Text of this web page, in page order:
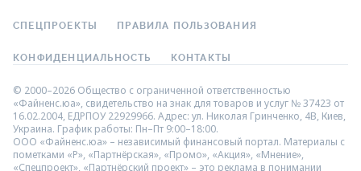
СПЕЦПРОЕКТЫ ПРАВИЛА ПОЛЬЗОВАНИЯ
КОНФИДЕНЦИАЛЬНОСТЬ КОНТАКТЫ
© 2000–2026 Общество с ограниченной ответственностью
«Файненс.юа», свидетельство на знак для товаров и услуг № 37423 от
16.02.2004, ЕДРПОУ 22929966. Адрес: ул. Николая Гринченко, 4В, Киев,
Украина. График работы: Пн–Пт 9:00–18:00.
ООО «Файненс.юа» – независимый финансовый портал. Материалы с
пометками «Р», «Партнёрская», «Промо», «Акция», «Мнение»,
«Спецпроект», «Партнёрский проект» – это реклама в понимании